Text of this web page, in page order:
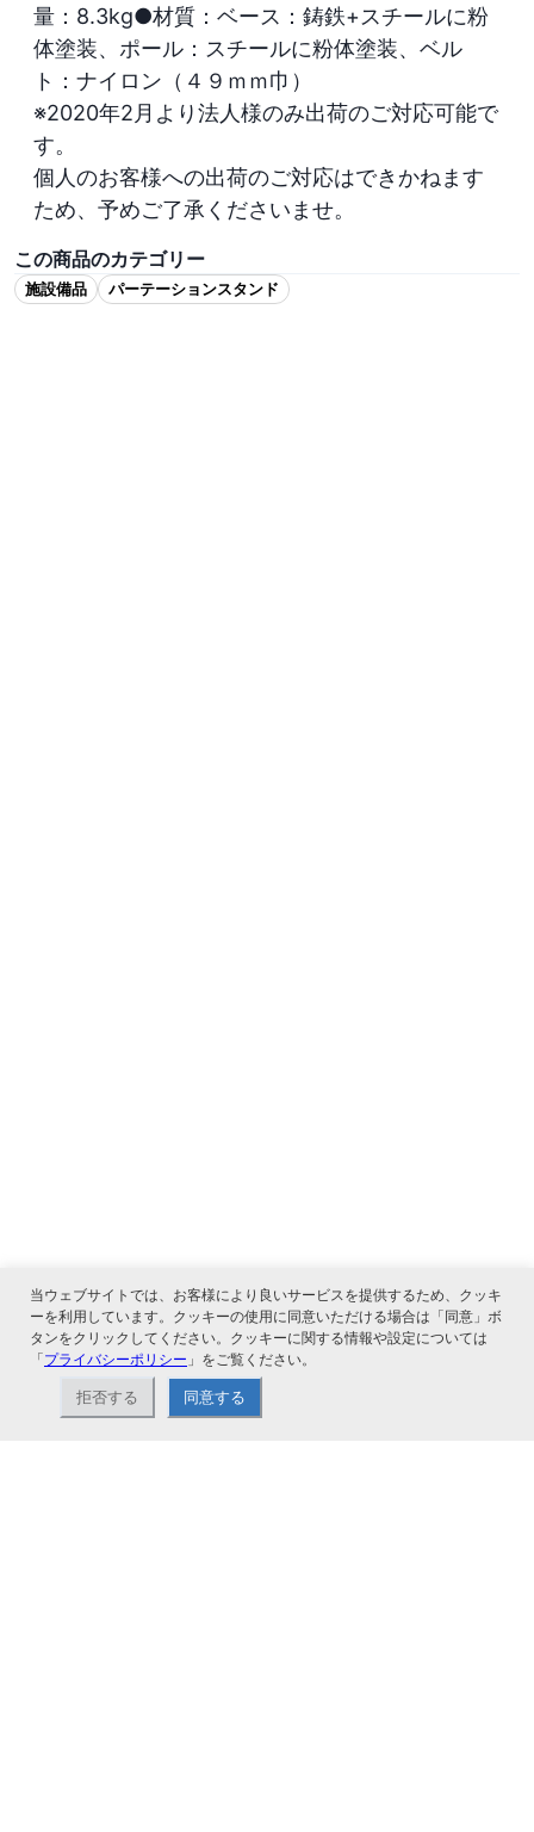
量：8.3kg●材質：ベース：鋳鉄+スチールに粉
体塗装、ポール：スチールに粉体塗装、ベル
ト：ナイロン（４９ｍｍ巾）
※2020年2月より法人様のみ出荷のご対応可能で
す。
個人のお客様への出荷のご対応はできかねます
ため、予めご了承くださいませ。
この商品のカテゴリー
施設備品 パーテーションスタンド
関連サービス
当ウェブサイトでは、お客様により良いサービスを提供するため、クッキ
ーを利用しています。クッキーの使用に同意いただける場合は「同意」ボ
タンをクリックしてください。クッキーに関する情報や設定については
「プライバシーポリシー 」をご覧ください。
拒否する 同意する